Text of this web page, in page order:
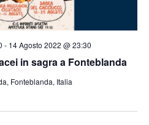
in sagra a Fonteblanda
- 14 Agosto 2022 @ 23:30
Fonteblanda, Italia